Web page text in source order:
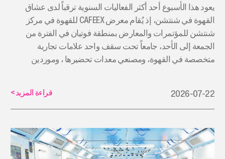
يعود هذا الأسبوع أحد أكثر الفعاليات السنوية ترقباً لدى عشاق
القهوة في شنتشن، إذ يُقام معرض CAFEEX للقهوة في مركز
شنتشن للمؤتمرات والمعارض بمنطقة فوتيان في الفترة من
الجمعة إلى الأحد، جامعاً تحت سقف واحد علامات تجارية
متخصصة في القهوة، ومصنعي معدات تحضيرها ، وموردين
2026-07-22 قراءة المزيد>